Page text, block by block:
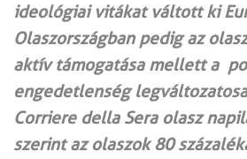
ideológiai vitákat váltott ki
Olaszországban pedig az
aktív támogatása mellett a
engedetlenség
Corriere della Sera olasz
szerint az olaszok 80